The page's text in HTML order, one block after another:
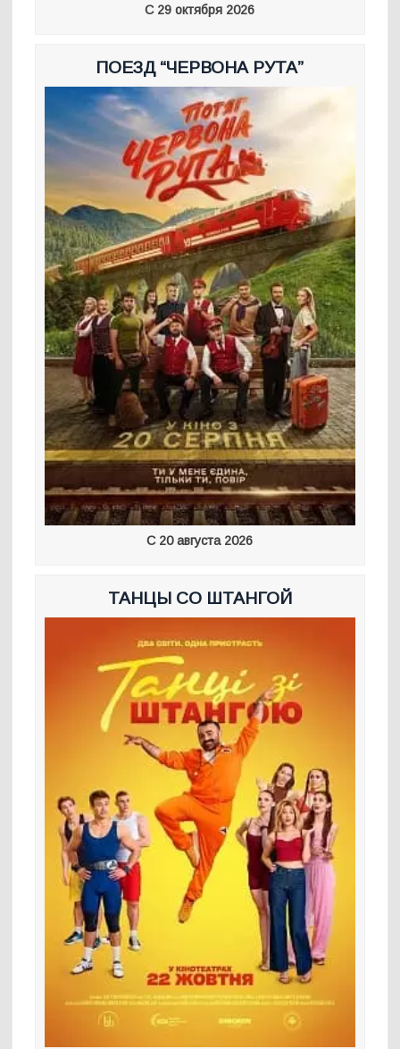
С 29 октября 2026
ПОЕЗД “ЧЕРВОНА РУТА”
С 20 августа 2026
ТАНЦЫ СО ШТАНГОЙ